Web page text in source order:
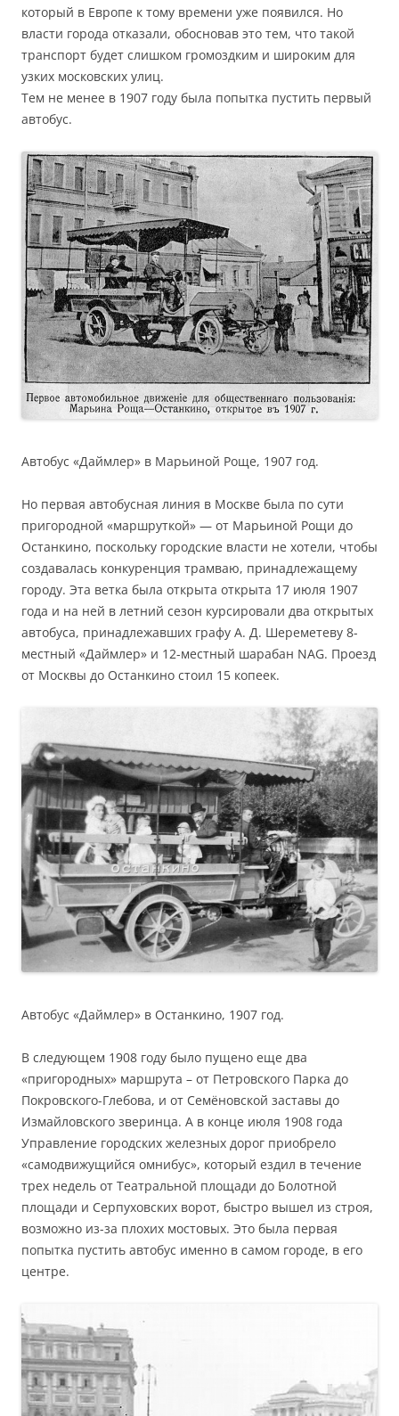
который в Европе к тому времени уже появился. Но
власти города отказали, обосновав это тем, что такой
транспорт будет слишком громоздким и широким для
узких московских улиц.
Тем не менее в 1907 году была попытка пустить первый
автобус.
Автобус «Даймлер» в Марьиной Роще, 1907 год.
Но первая автобусная линия в Москве была по сути
пригородной «маршруткой» — от Марьиной Рощи до
Останкино, поскольку городские власти не хотели, чтобы
создавалась конкуренция трамваю, принадлежащему
городу. Эта ветка была открыта открыта 17 июля 1907
года и на ней в летний сезон курсировали два открытых
автобуса, принадлежавших графу А. Д. Шереметеву 8-
местный «Даймлер» и 12-местный шарабан NAG. Проезд
от Москвы до Останкино стоил 15 копеек.
Автобус «Даймлер» в Останкино, 1907 год.
В следующем 1908 году было пущено еще два
«пригородных» маршрута – от Петровского Парка до
Покровского-Глебова, и от Семёновской заставы до
Измайловского зверинца. А в конце июля 1908 года
Управление городских железных дорог приобрело
«самодвижущийся омнибус», который ездил в течение
трех недель от Театральной площади до Болотной
площади и Серпуховских ворот, быстро вышел из строя,
возможно из-за плохих мостовых. Это была первая
попытка пустить автобус именно в самом городе, в его
центре.